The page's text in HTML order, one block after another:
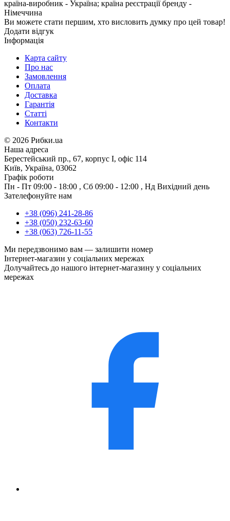
країна-виробник - Україна; країна реєстрації бренду -
Німеччина
Ви можете стати першим, хто висловить думку про цей товар!
Додати відгук
Інформація
Карта сайту
Про нас
Замовлення
Оплата
Доставка
Гарантія
Статті
Контакти
© 2026 Рибки.ua
Наша адреса
Берестейський пр., 67, корпус І, офіс 114
Київ, Україна, 03062
Графік роботи
Пн - Пт 09:00 - 18:00 , Сб 09:00 - 12:00 , Нд Вихідний день
Зателефонуйте нам
+38 (096) 241-28-86
+38 (050) 232-63-60
+38 (063) 726-11-55
Ми передзвонимо вам — залишити номер
Інтернет-магазин у соціальних мережах
Долучайтесь до нашого інтернет-магазину у соціальних
мережах